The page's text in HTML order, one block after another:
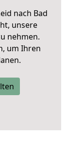
nach Bad
unsere
nehmen.
um Ihren